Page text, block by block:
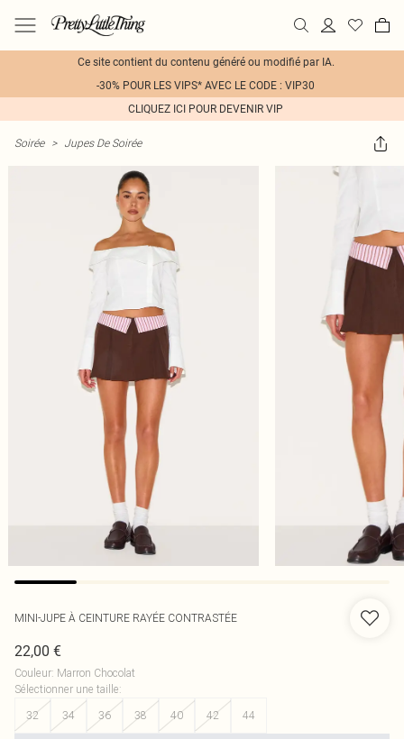
Ce site contient du contenu généré ou modifié par IA.
-30% POUR LES VIPS* AVEC LE CODE : VIP30
CLIQUEZ ICI POUR DEVENIR VIP
Soirée > Jupes De Soirée
MINI-JUPE À CEINTURE RAYÉE CONTRASTÉE
22,00 €
Couleur: Marron Chocolat
Sélectionner une taille:
32
34 36 38 40 42 44